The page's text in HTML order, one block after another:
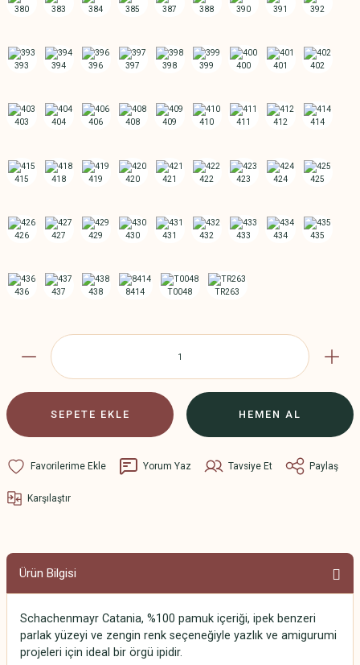
SEPETE EKLE HEMEN AL
Yorum Yaz Tavsiye Et Paylaş
Karşılaştır
Ürün Bilgisi
Schachenmayr Catania, %100 pamuk içeriği, ipek benzeri
parlak yüzeyi ve zengin renk seçeneğiyle yazlık ve amigurumi
projeleri için ideal bir örgü ipidir.